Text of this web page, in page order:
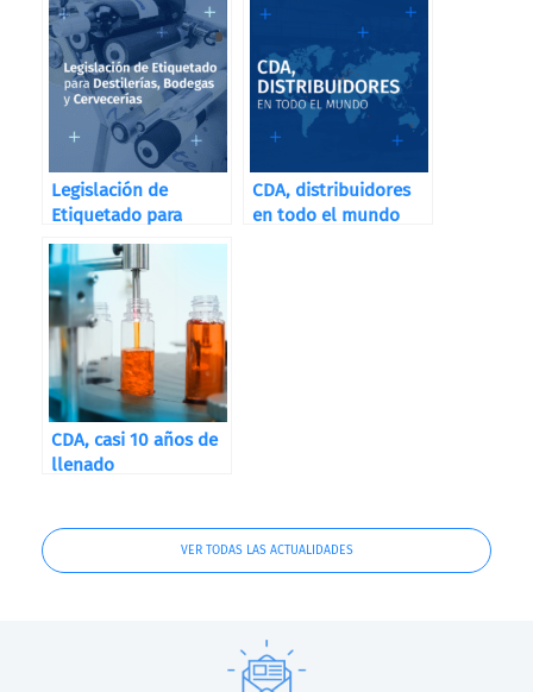
Legislación de
Etiquetado para
Destilerías, Bodegas
y Cervecerías
CDA, distribuidores
en todo el mundo
CDA, casi 10 años de
llenado
VER TODAS LAS ACTUALIDADES